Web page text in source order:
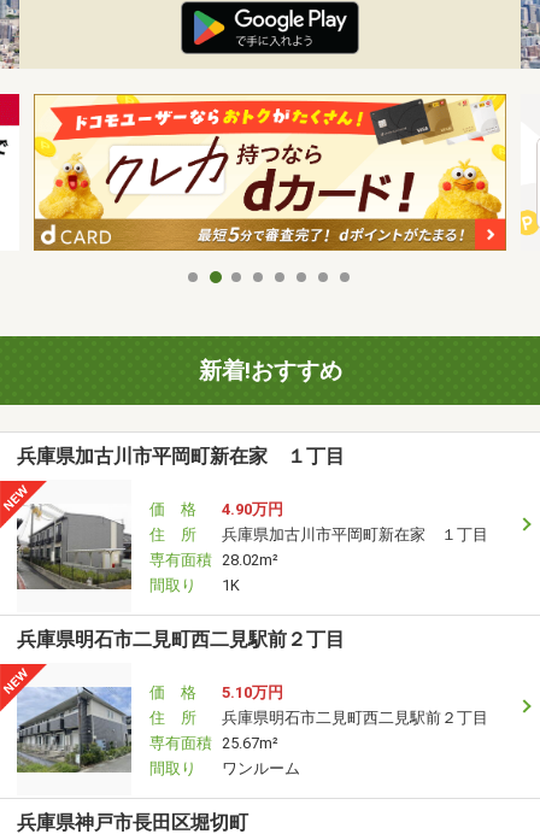
新着!おすすめ
兵庫県加古川市平岡町新在家 １丁目
価 格
4.90万円
住 所
兵庫県加古川市平岡町新在家 １丁目
専有面積 28.02m²
間取り
1K
兵庫県明石市二見町西二見駅前２丁目
価 格
5.10万円
住 所
兵庫県明石市二見町西二見駅前２丁目
専有面積 25.67m²
間取り
ワンルーム
兵庫県神戸市長田区堀切町